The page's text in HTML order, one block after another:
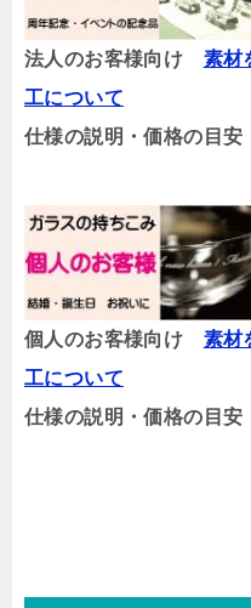
法人のお客様向け 素材
工について
仕様の説明・価格の目
個人のお客様向け
素材
工について
仕様の説明・価格の目